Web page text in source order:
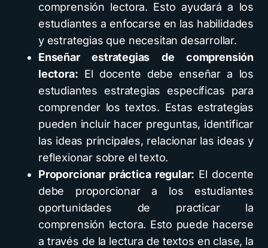
comprensión lectora. Esto ayudará a los
estudiantes a enfocarse en las habilidades
y estrategias que necesitan desarrollar.
Enseñar estrategias de comprensión
lectora: El docente debe enseñar a los
estudiantes estrategias específicas para
comprender los textos. Estas estrategias
pueden incluir hacer preguntas, identificar
las ideas principales, relacionar las ideas y
reflexionar sobre el texto.
Proporcionar práctica regular: El docente
debe proporcionar a los estudiantes
oportunidades de practicar la
comprensión lectora. Esto puede hacerse
a través de la lectura de textos en clase, la